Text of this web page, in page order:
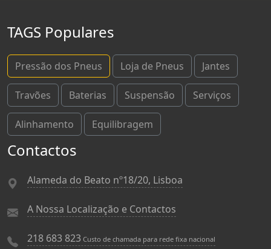
TAGS Populares
Pressão dos Pneus Loja de Pneus Jantes
Travões Baterias Suspensão Serviços
Alinhamento Equilibragem
Contactos
Alameda do Beato nº18/20, Lisboa
A Nossa Localização e Contactos
218 683 823 Custo de chamada para rede fixa nacional